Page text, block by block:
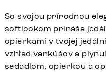
So svojou prírodnou
softlookom prináša
opierkami v tvojej
vzhľad vankúšov a
sedadlom, opierkou a